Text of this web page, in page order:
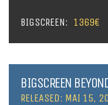
BIGSCREEN: 1369€
BIGSCREEN
RELEASED: MAI 15,